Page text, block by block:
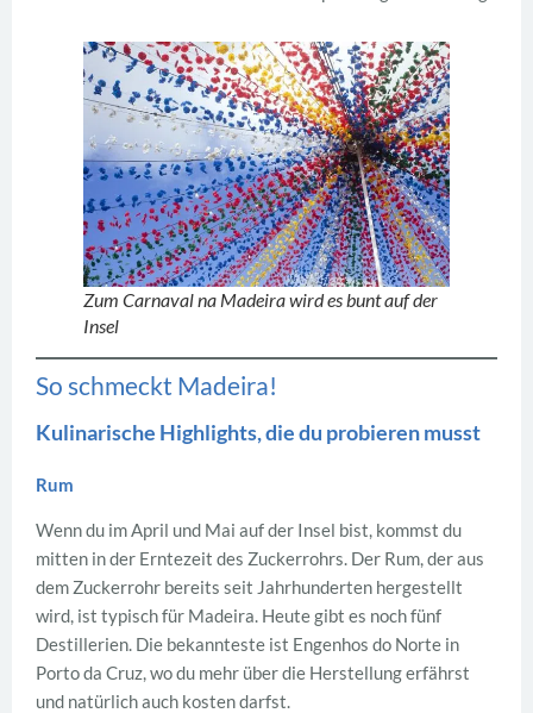
Zum Carnaval na Madeira wird es bunt auf der
Insel
So schmeckt Madeira!
Kulinarische Highlights, die du probieren musst
Rum
Wenn du im April und Mai auf der Insel bist, kommst du
mitten in der Erntezeit des Zuckerrohrs. Der Rum, der aus
dem Zuckerrohr bereits seit Jahrhunderten hergestellt
wird, ist typisch für Madeira. Heute gibt es noch fünf
Destillerien. Die bekannteste ist Engenhos do Norte in
Porto da Cruz, wo du mehr über die Herstellung erfährst
und natürlich auch kosten darfst.